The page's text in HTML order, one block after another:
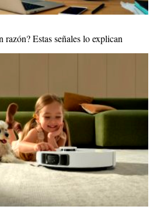
razón? Estas señales lo explican